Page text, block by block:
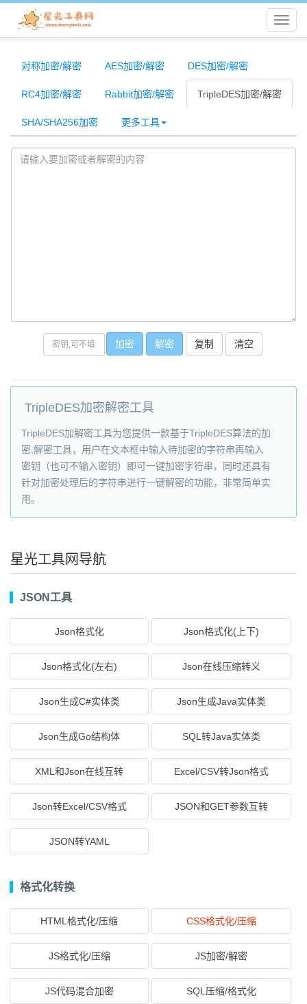
星
具
对称加密/解密 AES加密/解密 DES加密/解密
RC4加密/解密 Rabbit加密/解密 TripleDES加密/解密
SHA/SHA256加密 更多工具
复制
TripleDES加密解密工具
TripleDES加解密工具为您提供一款基于TripleDES算法的加
密,解密工具，用户在文本框中输入待加密的字符串再输入
密钥（也可不输入密钥）即可一键加密字符串，同时还具有
针对加密处理后的字符串进行一键解密的功能，非常简单实
用。
星光工具网导航
JSON工具
Json格式化 Json格式化(上下)
Json格式化(左右) Json在线压缩转义
Json生成C#实体类 Json生成Java实体类
Json生成Go结构体 SQL转Java实体类
XML和Json在线互转 Excel/CSV转Json格式
Json转Excel/CSV格式 JSON和GET参数互转
JSON转YAML
格式化转换
HTML格式化/压缩 CSS格式化/压缩
JS格式化/压缩 JS加密/解密
JS代码混合加密 SQL压缩/格式化